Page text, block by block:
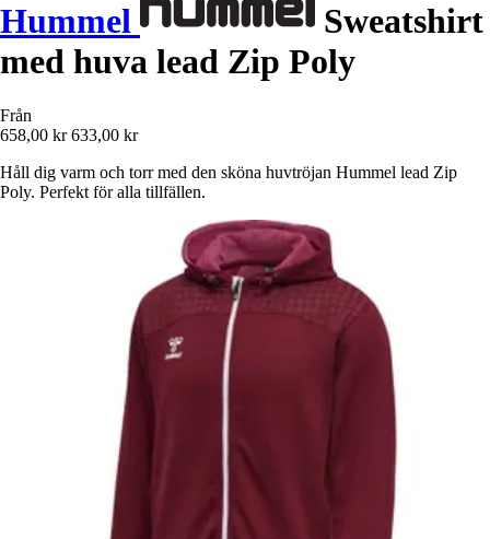
Hummel
Sweatshirt
med huva lead Zip Poly
Från
658,00 kr 633,00 kr
Håll dig varm och torr med den sköna huvtröjan Hummel lead Zip
Poly. Perfekt för alla tillfällen.